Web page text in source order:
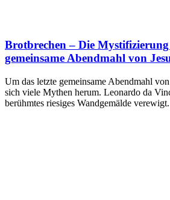
Brotbrechen – Die Mystifizierung
gemeinsame Abendmahl von
Um das letzte gemeinsame Abendmahl
sich viele Mythen herum. Leonardo da
berühmtes riesiges Wandgemälde